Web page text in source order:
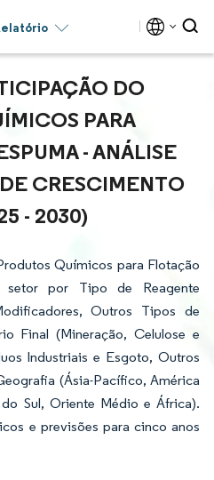
DO
PARA
- ANÁLISE
CRESCIMENTO
- 2030)
Químicos para Flotação
por Tipo de Reagente
Outros Tipos de
Final (Mineração, Celulose e
Industriais e Esgoto, Outros
(Ásia-Pacífico, América
Sul, Oriente Médio e África).
e previsões para cinco anos